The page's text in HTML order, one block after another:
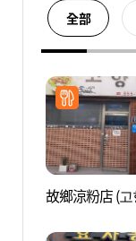
全部
故鄉涼粉店 (